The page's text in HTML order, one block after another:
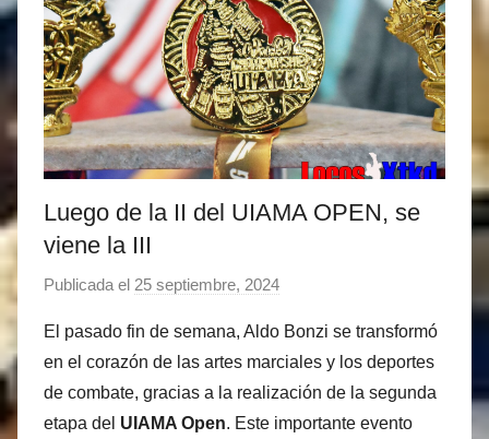
Luego de la II del UIAMA OPEN, se
viene la III
Publicada el 25 septiembre, 2024
M
a
t
El pasado fin de semana, Aldo Bonzi se transformó
en el corazón de las artes marciales y los deportes
de combate, gracias a la realización de la segunda
etapa del UIAMA Open. Este importante evento